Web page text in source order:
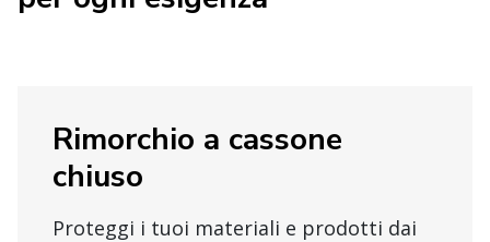
Rimorchio a cassone
chiuso
Proteggi i tuoi materiali e prodotti dai